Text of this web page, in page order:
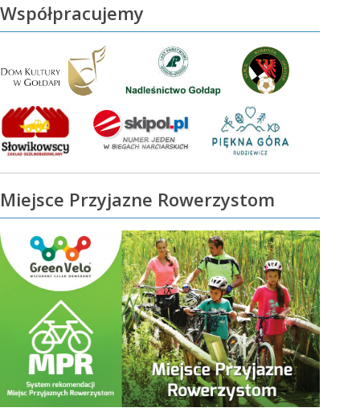
Współpracujemy
Miejsce Przyjazne Rowerzystom